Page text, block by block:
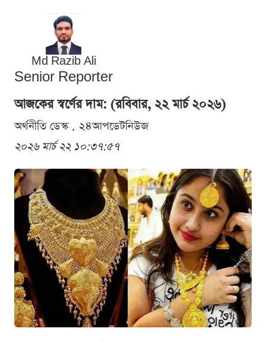
Md Razib Ali
Senior Reporter
আজকের স্বর্ণের দাম: (রবিবার, ২২ মার্চ ২০২৬)
অর্থনীতি ডেস্ক . ২৪আপডেটনিউজ
২০২৬ মার্চ ২২ ১০:৩৭:৫৭